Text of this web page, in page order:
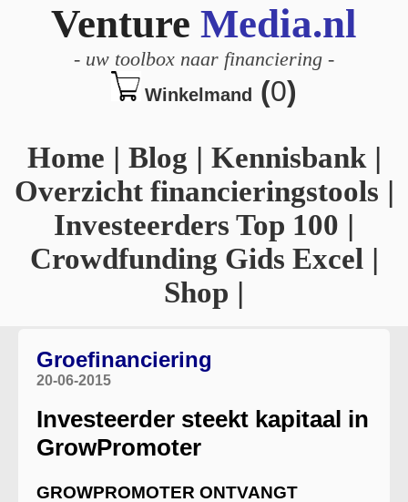
Venture Media.nl
- uw toolbox naar financiering -
Winkelmand (0)
Home | Blog | Kennisbank|
Overzicht financieringstools |
Investeerders Top 100 |
Crowdfunding Gids Excel |
Shop |
Groefinanciering
20-06-2015
Investeerder steekt kapitaal in
GrowPromoter
GROWPROMOTER ONTVANGT